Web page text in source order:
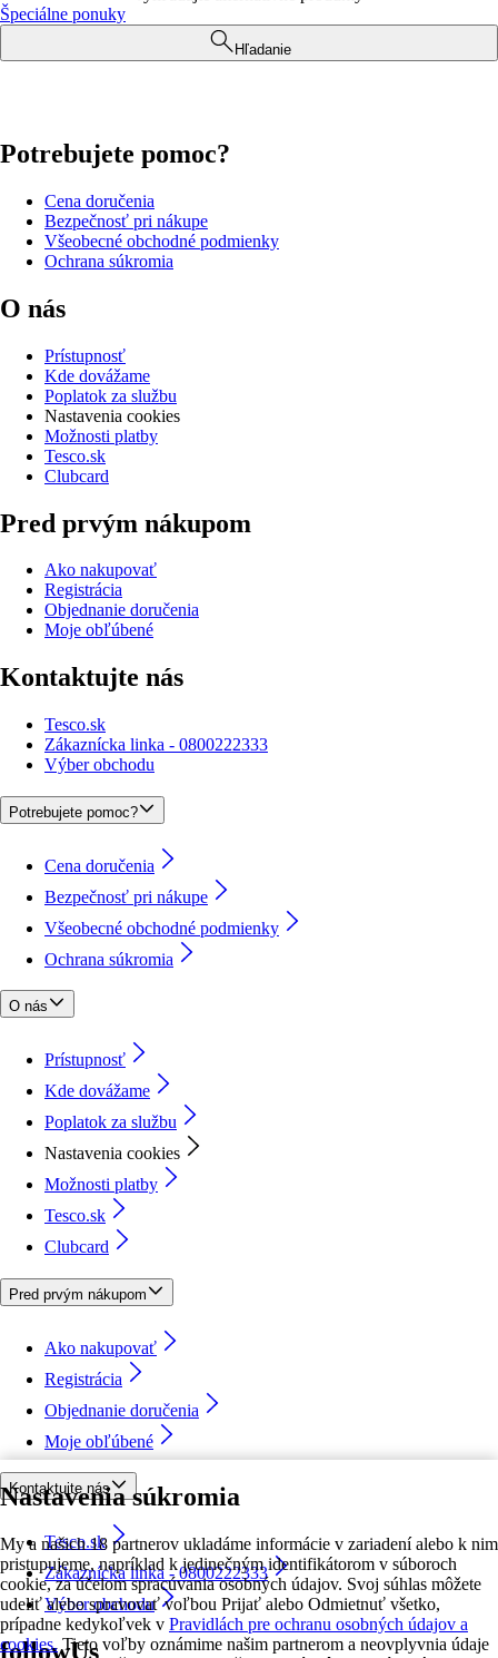
Nastavenia súkromia
My a našich 18 partnerov ukladáme informácie v zariadení alebo k nim
pristupujeme, napríklad k jedinečným identifikátorom v súboroch
cookie, za účelom spracúvania osobných údajov. Svoj súhlas môžete
udeliť alebo spravovať voľbou Prijať alebo Odmietnuť všetko,
prípadne kedykoľvek v Pravidlách pre ochranu osobných údajov a
cookies. Tieto voľby oznámime našim partnerom a neovplyvnia údaje
Špeciálne ponuky
Hľadanie
Potrebujete pomoc?
Cena doručenia
Bezpečnosť pri nákupe
Všeobecné obchodné podmienky
Ochrana súkromia
O nás
Prístupnosť
Kde dovážame
Poplatok za službu
Nastavenia cookies
Možnosti platby
Tesco.sk
Clubcard
Pred prvým nákupom
Ako nakupovať
Registrácia
Objednanie doručenia
Moje obľúbené
Kontaktujte nás
Tesco.sk
Zákaznícka linka - 0800222333
Výber obchodu
Potrebujete pomoc?
Cena doručenia
Bezpečnosť pri nákupe
Všeobecné obchodné podmienky
Ochrana súkromia
O nás
Prístupnosť
Kde dovážame
Poplatok za službu
Nastavenia cookies
Možnosti platby
Tesco.sk
Clubcard
Pred prvým nákupom
Ako nakupovať
Registrácia
Objednanie doručenia
Moje obľúbené
Kontaktujte nás
Tesco.sk
Zákaznícka linka - 0800222333
Výber obchodu
followUs